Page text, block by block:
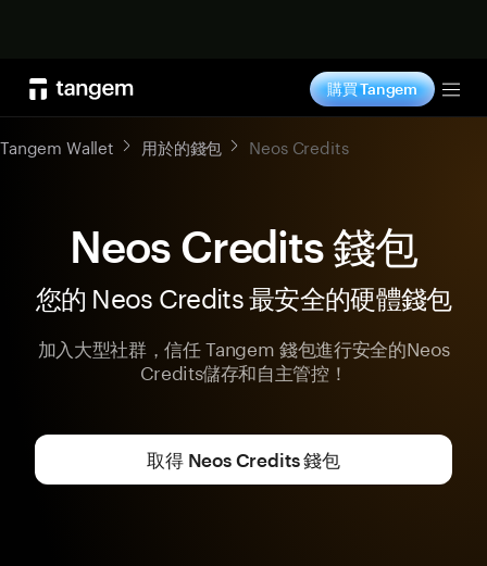
購買 Tangem
Tangem Wallet 用於的錢包 Neos Credits
Neos Credits 錢包
您的 Neos Credits 最安全的硬體錢包
加入大型社群，信任 Tangem 錢包進行安全的Neos
Credits儲存和自主管控！
取得 Neos Credits 錢包